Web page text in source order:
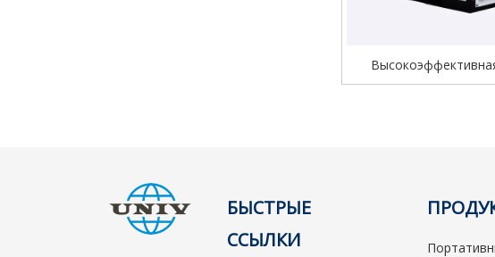
генераторная
БЫСТРЫЕ
ССЫЛКИ